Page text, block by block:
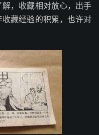
，收藏相对放心，出手
藏经验的积累，也许对